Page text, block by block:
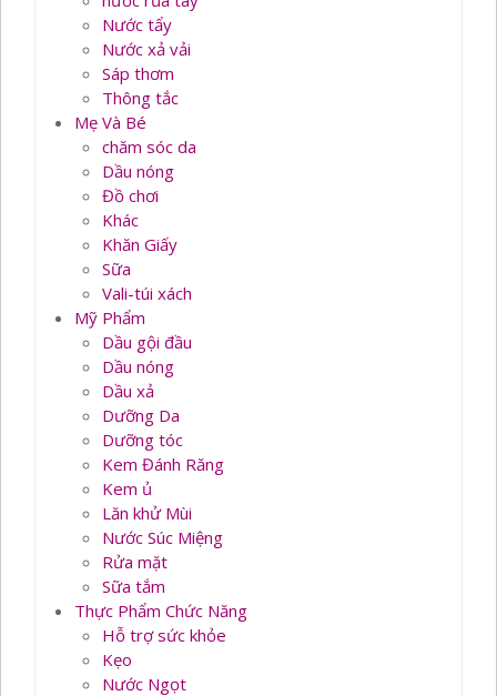
Nước tẩy
Nước xả vải
Sáp thơm
Thông tắc
Mẹ Và Bé
chăm sóc da
Dầu nóng
Đồ chơi
Khác
Khăn Giấy
Sữa
Vali-túi xách
Mỹ Phẩm
Dầu gội đầu
Dầu nóng
Dầu xả
Dưỡng Da
Dưỡng tóc
Kem Đánh Răng
Kem ủ
Lăn khử Mùi
Nước Súc Miệng
Rửa mặt
Sữa tắm
Thực Phẩm Chức Năng
Hỗ trợ sức khỏe
Kẹo
Nước Ngọt